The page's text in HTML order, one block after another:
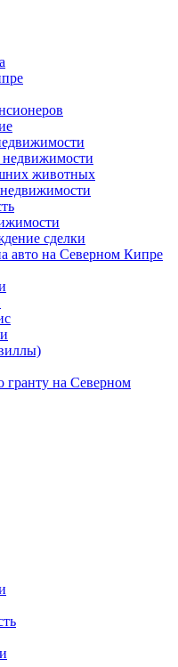
недвижимости
животных
сделки
авто на Северном Кипре
гранту на Северном